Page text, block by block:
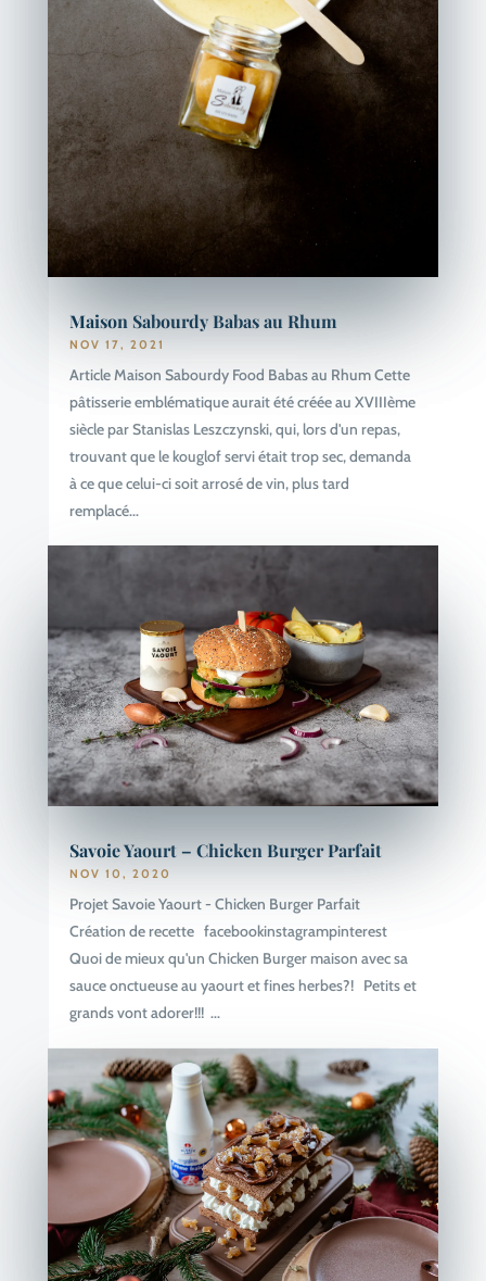
Maison Sabourdy Babas au Rhum
NOV 17, 2021
Article Maison Sabourdy Food Babas au Rhum Cette
pâtisserie emblématique aurait été créée au XVIIIème
siècle par Stanislas Leszczynski, qui, lors d'un repas,
trouvant que le kouglof servi était trop sec, demanda
à ce que celui-ci soit arrosé de vin, plus tard
remplacé...
Savoie Yaourt – Chicken Burger Parfait
NOV 10, 2020
Projet Savoie Yaourt - Chicken Burger Parfait
Création de recette facebookinstagrampinterest
Quoi de mieux qu'un Chicken Burger maison avec sa
sauce onctueuse au yaourt et fines herbes?! Petits et
grands vont adorer!!! ...